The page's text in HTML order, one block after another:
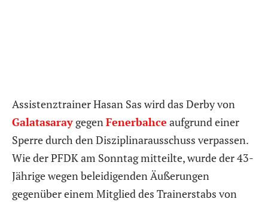
Assistenztrainer Hasan Sas wird das Derby von
Galatasaray gegen Fenerbahce aufgrund einer
Sperre durch den Disziplinarausschuss verpassen.
Wie der PFDK am Sonntag mitteilte, wurde der 43-
Jährige wegen beleidigenden Äußerungen
gegenüber einem Mitglied des Trainerstabs von